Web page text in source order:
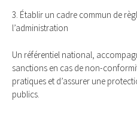
3. Établir un cadre commun de
l’administration
Un référentiel national,
sanctions en cas de non-
pratiques et d’assurer une
publics.